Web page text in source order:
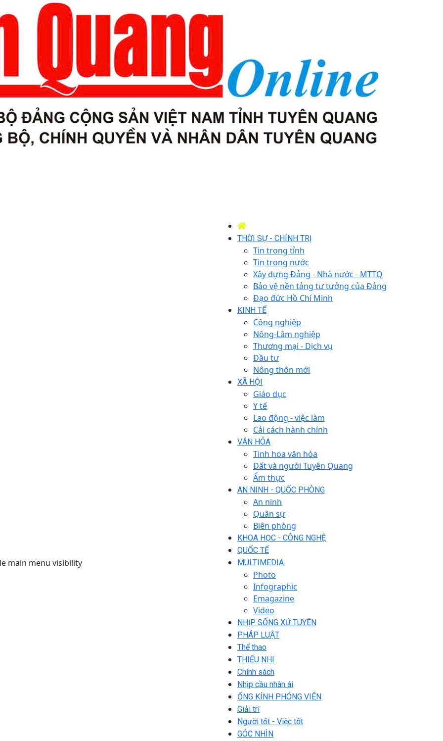
main menu visibility
THỜI SỰ - CHÍNH TRỊ
Tin trong tỉnh
Tin trong nước
Xây dựng Đảng - Nhà nước - MTTQ
Bảo vệ nền tảng tư tưởng của Đảng
Đạo đức Hồ Chí Minh
KINH TẾ
Công nghiệp
Nông-Lâm nghiệp
Thương mại - Dịch vụ
Đầu tư
Nông thôn mới
XÃ HỘI
Giáo dục
Y tế
Lao động - việc làm
Cải cách hành chính
VĂN HÓA
Tinh hoa văn hóa
Đất và người Tuyên Quang
Ẩm thực
AN NINH - QUỐC PHÒNG
An ninh
Quân sự
Biên phòng
KHOA HỌC - CÔNG NGHỆ
QUỐC TẾ
MULTIMEDIA
Photo
Infographic
Emagazine
Video
NHỊP SỐNG XỨ TUYÊN
PHÁP LUẬT
Thể thao
THIẾU NHI
Chính sách
Nhịp cầu nhân ái
ỐNG KÍNH PHÓNG VIÊN
Giải trí
Người tốt - Việc tốt
GÓC NHÌN